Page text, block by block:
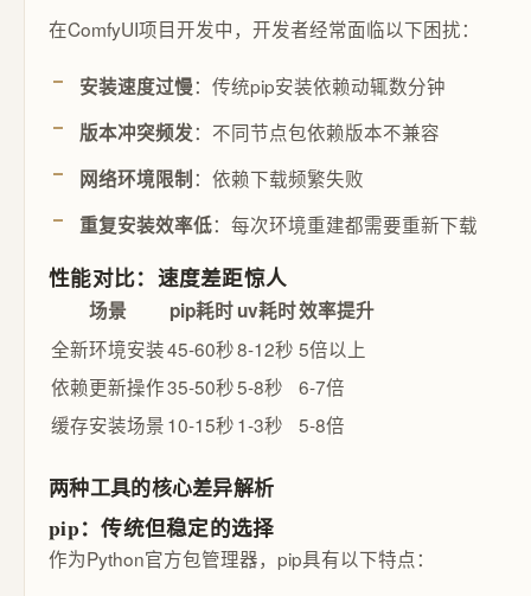
在ComfyUI项目开发中，开发者经常面临以下困扰：
安装速度过慢：传统pip安装依赖动辄数分钟
版本冲突频发：不同节点包依赖版本不兼容
网络环境限制 ：依赖下载频繁失败
重复安装效率低：每次环境重建都需要重新下载
性能对比：速度差距惊人
场景 pip耗时 uv耗时效率提升
全新环境安装45-60秒8-12秒 5倍以上
依赖更新操作35-50秒5-8秒
6-7倍
缓存安装场景10-15秒1-3秒 5-8倍
两种工具的核心差异解析
pip：传统但稳定的选择
作为Python官方包管理器，pip具有以下特点：